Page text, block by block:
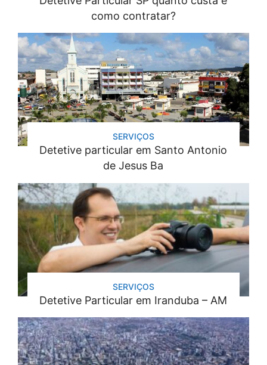
como contratar?
SERVIÇOS
Detetive particular em Santo Antonio
de Jesus Ba
SERVIÇOS
Detetive Particular em Iranduba – AM